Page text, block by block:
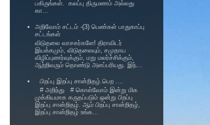
பகிருங்கள். கலப்பு திருமணம் அல்லது
கா...
அறிவோம் சட்டம் -(3) பெண்கள் பாதுகாப்பு
சட்டங்கள்
விடுதலை வாசகர்களே! திராவிடர்
இயக்கமும், விடுதலையும், சமுதாய
விழிப்புணர்வுக்கும், மறு மலர்ச்சிக்கும்,
ஆற்றிவரும் தொண்டு அளப்பரியது. இந்...
பிறப்பு இறப்பு சான்றிதழ்.பெற ....
# அறிந்து # கொள்வோம் இன்று மிக
முக்கியமாக கருதப்படும் ஒன்று பிறப்பு
இறப்பு சான்றிதழ். ஆம் பிறப்பு சான்றிதழ்,
இறப்பு சான்றிதழ் உங்க...